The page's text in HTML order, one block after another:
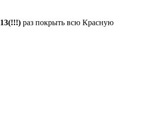
13(!!!) раз покрыть всю Красную